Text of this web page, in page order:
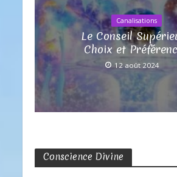
Canalisations
Le Conseil
Choix et
12 août 2024
Conscience Divine